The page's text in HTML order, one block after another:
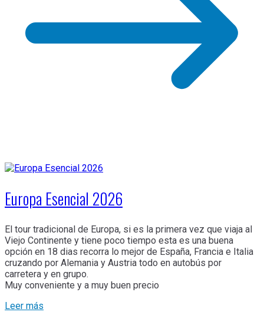
Europa Esencial 2026
El tour tradicional de Europa, si es la primera vez que viaja al
Viejo Continente y tiene poco tiempo esta es una buena
opción en 18 dias recorra lo mejor de España, Francia e Italia
cruzando por Alemania y Austria todo en autobús por
carretera y en grupo.
Muy conveniente y a muy buen precio
Leer más